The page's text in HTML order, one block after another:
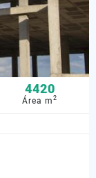
4420
Área m2